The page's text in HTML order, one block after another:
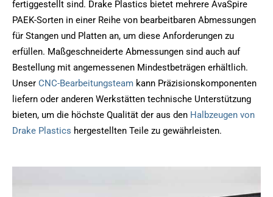
fertiggestellt sind. Drake Plastics bietet mehrere AvaSpire
PAEK-Sorten in einer Reihe von bearbeitbaren Abmessungen
für Stangen und Platten an, um diese Anforderungen zu
erfüllen. Maßgeschneiderte Abmessungen sind auch auf
Bestellung mit angemessenen Mindestbeträgen erhältlich.
Unser CNC-Bearbeitungsteam kann Präzisionskomponenten
liefern oder anderen Werkstätten technische Unterstützung
bieten, um die höchste Qualität der aus den Halbzeugen von
Drake Plastics hergestellten Teile zu gewährleisten.